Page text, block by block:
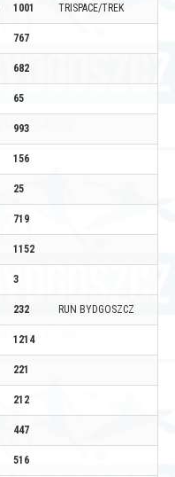
1001 TRISPACE/TREK
767
682
65
993
156
25
719
1152
3
232 RUN BYDGOSZCZ
1214
221
212
447
516